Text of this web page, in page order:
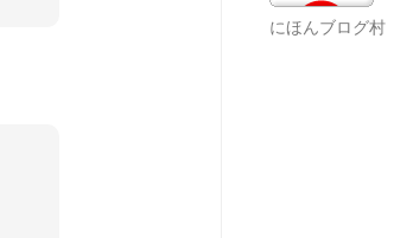
にほんブログ村